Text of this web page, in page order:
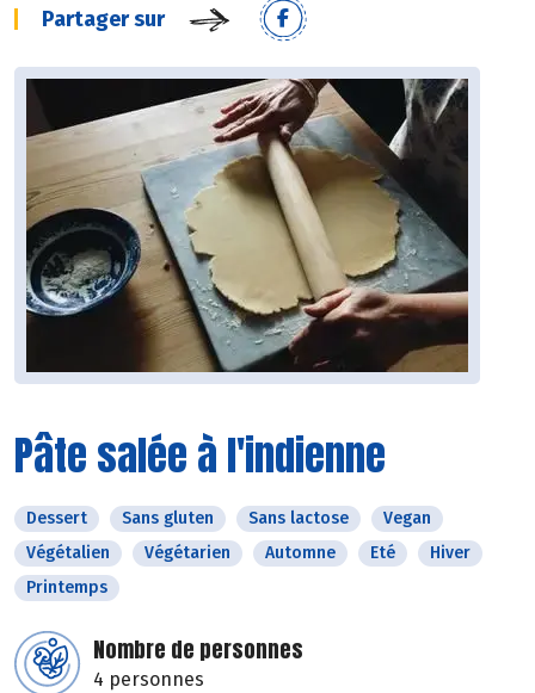
Partager sur
Pâte salée à l'indienne
Dessert Sans gluten Sans lactose
Vegan
Végétalien
Végétarien Automne Eté
Hiver
Printemps
Nombre de personnes
4 personnes